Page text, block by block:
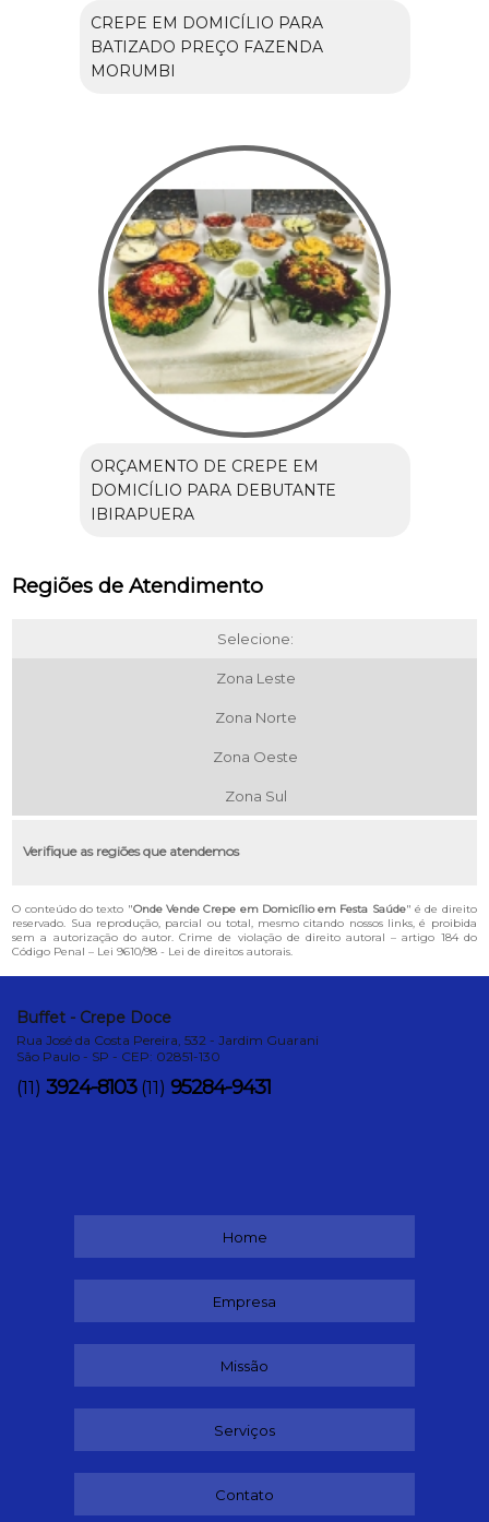
CREPE EM DOMICÍLIO PARA
BATIZADO PREÇO FAZENDA
MORUMBI
ORÇAMENTO DE CREPE EM
DOMICÍLIO PARA DEBUTANTE
IBIRAPUERA
Regiões de Atendimento
Selecione:
Zona Leste
Zona Norte
Zona Oeste
Zona Sul
Verifique as regiões que atendemos
O conteúdo do texto "Onde Vende Crepe em Domicílio em Festa Saúde" é de direito
reservado. Sua reprodução, parcial ou total, mesmo citando nossos links, é proibida
sem a autorização do autor. Crime de violação de direito autoral – artigo 184 do
Código Penal – Lei 9610/98 - Lei de direitos autorais.
Buffet - Crepe Doce
Rua José da Costa Pereira, 532 - Jardim Guarani
São Paulo - SP - CEP: 02851-130
(11) 3924-8103 (11) 95284-9431
Home
Empresa
Missão
Serviços
Contato